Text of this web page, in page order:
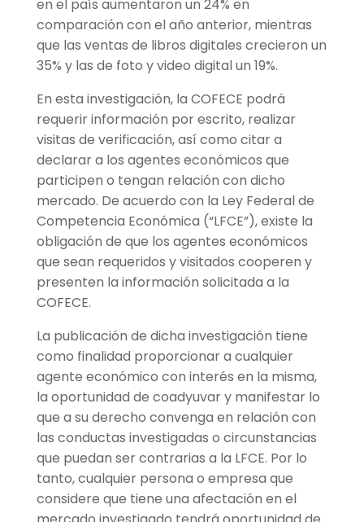
en el país aumentaron un 24% en
comparación con el año anterior, mientras
que las ventas de libros digitales crecieron un
35% y las de foto y video digital un 19%.
En esta investigación, la COFECE podrá
requerir información por escrito, realizar
visitas de verificación, así como citar a
declarar a los agentes económicos que
participen o tengan relación con dicho
mercado. De acuerdo con la Ley Federal de
Competencia Económica (“LFCE”), existe la
obligación de que los agentes económicos
que sean requeridos y visitados cooperen y
presenten la información solicitada a la
COFECE.
La publicación de dicha investigación tiene
como finalidad proporcionar a cualquier
agente económico con interés en la misma,
la oportunidad de coadyuvar y manifestar lo
que a su derecho convenga en relación con
las conductas investigadas o circunstancias
que puedan ser contrarias a la LFCE. Por lo
tanto, cualquier persona o empresa que
considere que tiene una afectación en el